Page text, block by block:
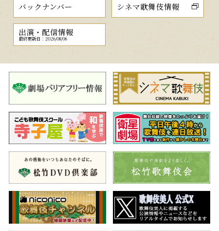
バックナンバー シネマ歌舞伎情報
出演・配信情報
最終更新日：2026/08/06